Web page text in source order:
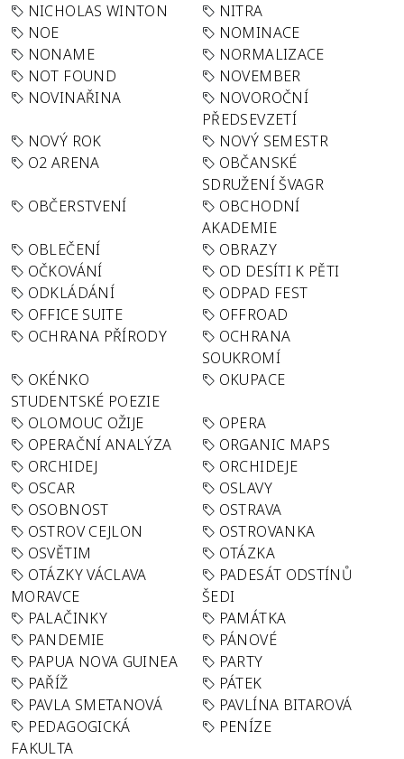
NICHOLAS WINTON
NITRA
NOE
NOMINACE
NONAME
NORMALIZACE
NOT FOUND
NOVEMBER
NOVINAŘINA
NOVOROČNÍ
PŘEDSEVZETÍ
NOVÝ ROK
NOVÝ SEMESTR
O2 ARENA
OBČANSKÉ
SDRUŽENÍ ŠVAGR
OBČERSTVENÍ
OBCHODNÍ
AKADEMIE
OBLEČENÍ
OBRAZY
OČKOVÁNÍ
OD DESÍTI K PĚTI
ODKLÁDÁNÍ
ODPAD FEST
OFFICE SUITE
OFFROAD
OCHRANA PŘÍRODY
OCHRANA
SOUKROMÍ
OKÉNKO
STUDENTSKÉ POEZIE
OKUPACE
OLOMOUC OŽIJE
OPERA
OPERAČNÍ ANALÝZA
ORGANIC MAPS
ORCHIDEJ
ORCHIDEJE
OSCAR
OSLAVY
OSOBNOST
OSTRAVA
OSTROV CEJLON
OSTROVANKA
OSVĚTIM
OTÁZKA
OTÁZKY VÁCLAVA
MORAVCE
PADESÁT ODSTÍNŮ
ŠEDI
PALAČINKY
PAMÁTKA
PANDEMIE
PÁNOVÉ
PAPUA NOVA GUINEA
PARTY
PAŘÍŽ
PÁTEK
PAVLA SMETANOVÁ
PAVLÍNA BITAROVÁ
PEDAGOGICKÁ
FAKULTA
PENÍZE